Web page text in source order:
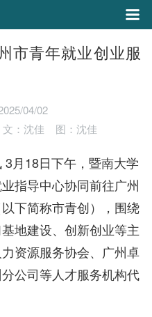
市青年就业创业服
04/02
文：沈佳 图：沈佳
月18日下午，暨南大学
指导中心协同前往广州
下简称市青创），围绕
地建设、创新创业等主
资源服务协会、广州卓
公司等人才服务机构代